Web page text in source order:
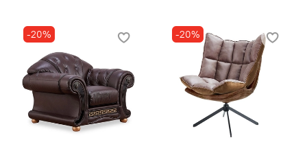
-20% -20%